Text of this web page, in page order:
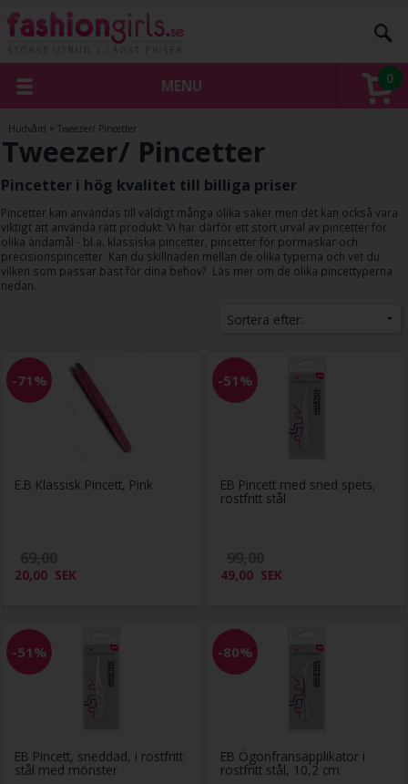
0
MENU
Hudvård »Tweezer/ Pincetter
Tweezer/ Pincetter
Pincetter i hög kvalitet till billiga priser
Pincetter kan användas till väldigt många olika saker men det kan också vara
viktigt att använda rätt produkt. Vi har därför ett stort urval av pincetter för
olika ändamål - bl.a. klassiska pincetter, pincetter för pormaskar och
precisionspincetter. Kan du skillnaden mellan de olika typerna och vet du
vilken som passar bäst för dina behov? Läs mer om de olika pincettyperna
nedan.
-71%
E.B Klassisk Pincett, Pink
20,00 SEK
-51%
EB Pincett med sned spets,
rostfritt stål
49,00 SEK
-51%
EB Pincett, sneddad, i rostfritt
stål med mönster
-80%
EB Ögonfransapplikator i
rostfritt stål, 10,2 cm